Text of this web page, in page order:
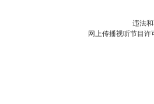
违法
网上传播视听节目许